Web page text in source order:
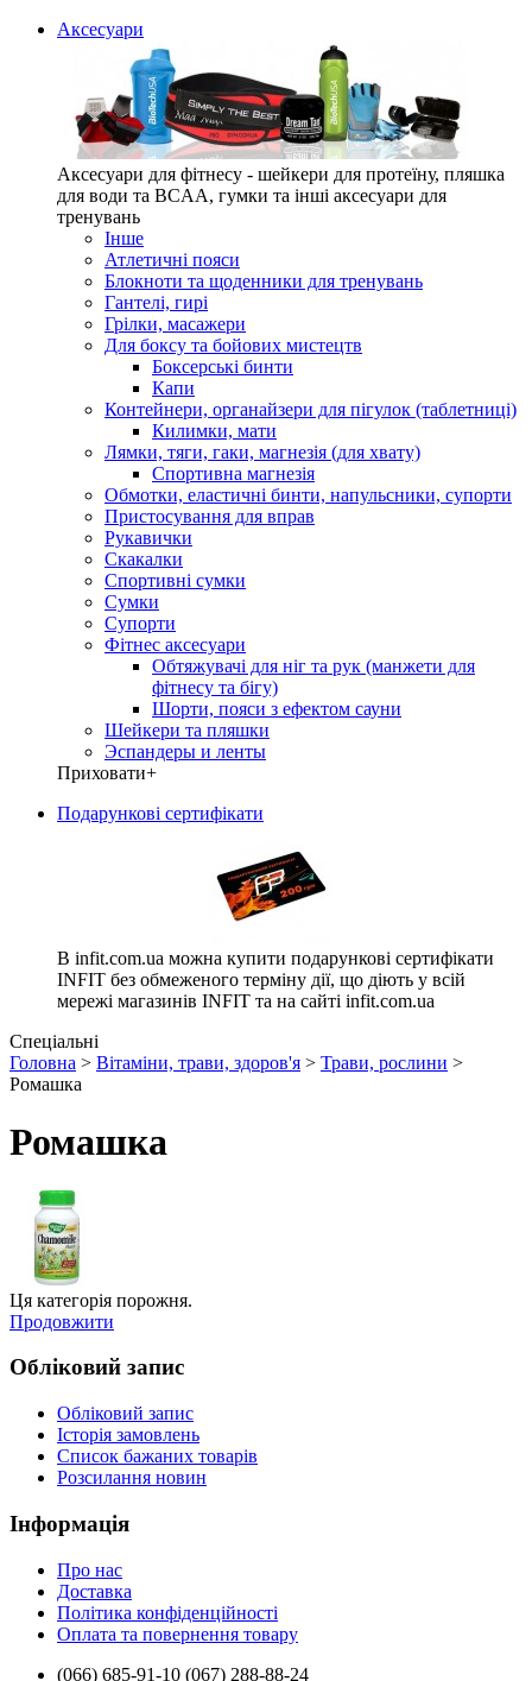
Аксесуари
Аксесуари для фітнесу - шейкери для протеїну, пляшка
для води та BCAA, гумки та інші аксесуари для
тренувань
Інше
Атлетичні пояси
Блокноти та щоденники для тренувань
Гантелі, гирі
Грілки, масажери
Для боксу та бойових мистецтв
Боксерські бинти
Капи
Контейнери, органайзери для пігулок (таблетниці)
Килимки, мати
Лямки, тяги, гаки, магнезія (для хвату)
Спортивна магнезія
Обмотки, еластичні бинти, напульсники, супорти
Пристосування для вправ
Рукавички
Скакалки
Спортивні сумки
Сумки
Супорти
Фітнес аксесуари
Обтяжувачі для ніг та рук (манжети для
фітнесу та бігу)
Шорти, пояси з ефектом сауни
Шейкери та пляшки
Эспандеры и ленты
Приховати+
Подарункові сертифікати
В infit.com.ua можна купити подарункові сертифікати
INFIT без обмеженого терміну дії, що діють у всій
мережі магазинів INFIT та на сайті infit.com.ua
Спеціальні
Головна > Вітаміни, трави, здоров'я > Трави, рослини >
Ромашка
Ромашка
Ця категорія порожня.
Продовжити
Обліковий запис
Обліковий запис
Історія замовлень
Список бажаних товарів
Розсилання новин
Інформація
Про нас
Доставка
Політика конфіденційності
Оплата та повернення товару
(066) 685-91-10 (067) 288-88-24